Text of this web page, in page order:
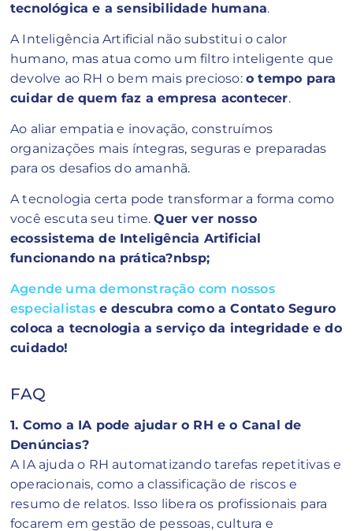
tecnológica e a sensibilidade humana.
A Inteligência Artificial não substitui o calor
humano, mas atua como um filtro inteligente que
devolve ao RH o bem mais precioso:o tempo para
cuidar de quem faz a empresa acontecer.
Ao aliar empatia e inovação, construímos
organizações mais íntegras, seguras e preparadas
para os desafios do amanhã.
A tecnologia certa pode transformar a forma como
você escuta seu time.Quer ver nosso
ecossistema de Inteligência Artificial
funcionando na prática?nbsp;
Agende uma demonstração com nossos
especialistas e descubra como a Contato Seguro
coloca a tecnologia a serviço da integridade e do
cuidado!
FAQ
1. Como a IA pode ajudar o RH e o Canal de
Denúncias?
A IA ajuda o RH automatizando tarefas repetitivas e
operacionais, como a classificação de riscos e
resumo de relatos. Isso libera os profissionais para
focarem em gestão de pessoas, cultura e